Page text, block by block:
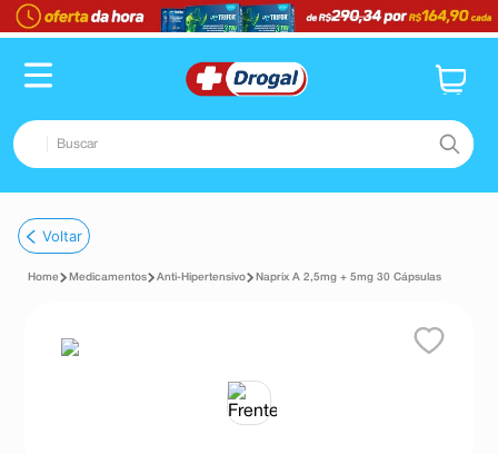
Buscar
1º fralda
pampers confort sec max
Voltar
Medicamentos Anti-Hipertensivo Naprix A 2,5mg + 5mg 30 Cápsulas